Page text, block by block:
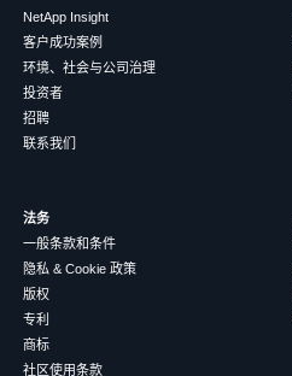
NetApp Insight
客户成功案例
环境、社会与公司治理
投资者
招聘
联系我们
法务
一般条款和条件
隐私 & Cookie 政策
版权
专利
商标
社区使用条款